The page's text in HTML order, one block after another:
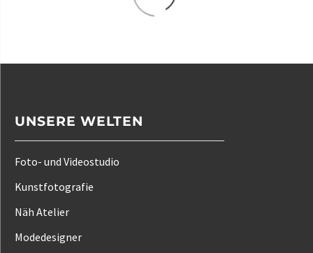
UNSERE WELTEN
Foto- und Videostudio
Kunstfotografie
Näh Atelier
Modedesigner